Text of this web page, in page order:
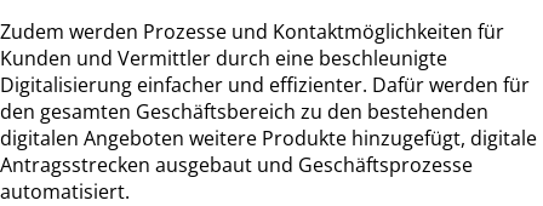
Zudem werden Prozesse und Kontaktmöglichkeiten für
Kunden und Vermittler durch eine beschleunigte
Digitalisierung einfacher und effizienter. Dafür werden für
den gesamten Geschäftsbereich zu den bestehenden
digitalen Angeboten weitere Produkte hinzugefügt, digitale
Antragsstrecken ausgebaut und Geschäftsprozesse
automatisiert.